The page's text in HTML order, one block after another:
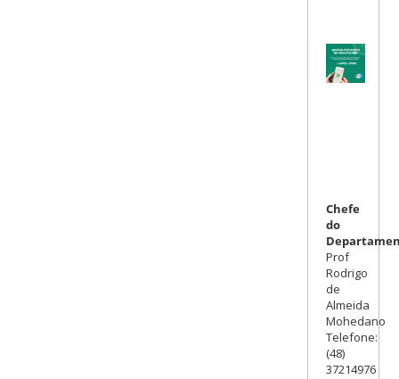
Chefe
do
Prof
Rodrigo
de
Almeida
Mohedano
Telefone:
(48)
37214976